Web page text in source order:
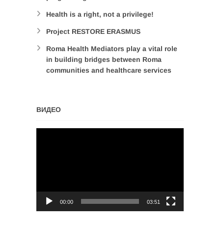
Health is a right, not a privilege!
Project RESTORE ERASMUS
Roma Health Mediators play a vital role
in building bridges between Roma
communities and healthcare services
ВИДЕО
00:00 03:51